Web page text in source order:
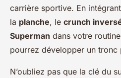
carrière sportive. En
la planche, le crunch
Superman dans votre
pourrez développer un tronc
N’oubliez pas que la clé du